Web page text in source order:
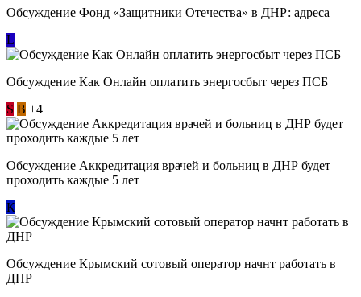
Обсуждение Фонд «Защитники Отечества» в ДНР: адреса
L
Обсуждение ​Как Онлайн оплатить энергосбыт через ПСБ
S В +4
Обсуждение Аккредитация врачей и больниц в ДНР будет
проходить каждые 5 лет
К
Обсуждение Крымский сотовый оператор начнт работать в
ДНР